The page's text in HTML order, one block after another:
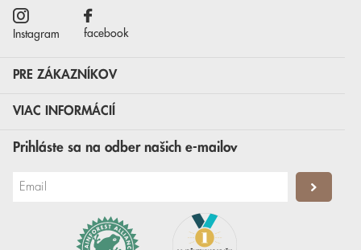
Instagram facebook
PRE ZÁKAZNÍKOV
VIAC INFORMÁCIÍ
Prihláste sa na odber našich e-mailov